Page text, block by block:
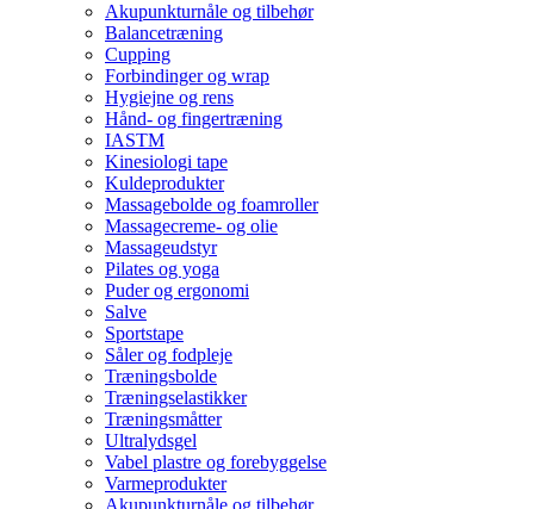
Akupunkturnåle og tilbehør
Balancetræning
Cupping
Forbindinger og wrap
Hygiejne og rens
Hånd- og fingertræning
IASTM
Kinesiologi tape
Kuldeprodukter
Massagebolde og foamroller
Massagecreme- og olie
Massageudstyr
Pilates og yoga
Puder og ergonomi
Salve
Sportstape
Såler og fodpleje
Træningsbolde
Træningselastikker
Træningsmåtter
Ultralydsgel
Vabel plastre og forebyggelse
Varmeprodukter